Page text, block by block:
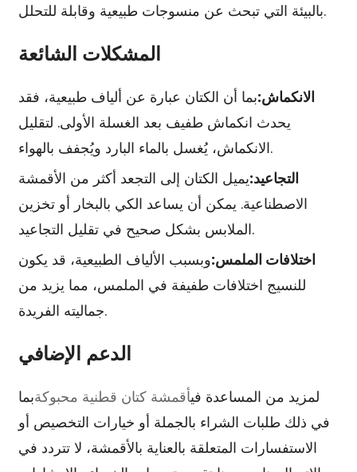
بالبيئة التي تبحث عن منسوجات طبيعية وقابلة للتحلل.
المشكلات الشائعة
الانكماش:بما أن الكتان عبارة عن ألياف طبيعية، فقد
يحدث انكماش طفيف بعد الغسلة الأولى. لتقليل
الانكماش، يُغسل بالماء البارد ويُجفف بالهواء.
التجاعيد:يميل الكتان إلى التجعد أكثر من الأقمشة
الاصطناعية. يمكن أن يساعد الكي بالبخار أو تخزين
الملابس بشكل صحيح في تقليل التجاعيد.
اختلافات الملمس:وبسبب الألياف الطبيعية، قد يكون
للنسيج اختلافات طفيفة في الملمس، مما يزيد من
جماليته الفريدة.
الدعم الإضافي
لمزيد من المساعدة فيأقمشة كتان قطنية محبوكةبما
في ذلك طلبات الشراء بالجملة أو خيارات التخصيص أو
الاستفسارات المتعلقة بالعناية بالأقمشة، لا تتردد في